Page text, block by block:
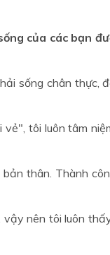
của các bạn
sống chân thực,
tôi luôn tâm
thân. Thành
nên tôi luôn